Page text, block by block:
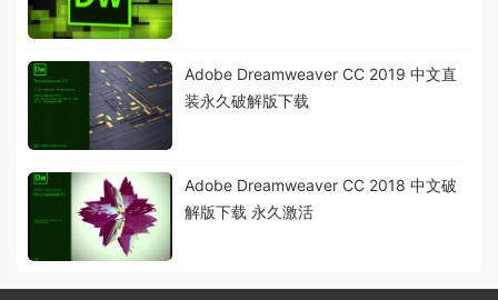
Adobe Dreamweaver CC 2019 中文直
装永久破解版下载
Adobe Dreamweaver CC 2018 中文破
解版下载 永久激活